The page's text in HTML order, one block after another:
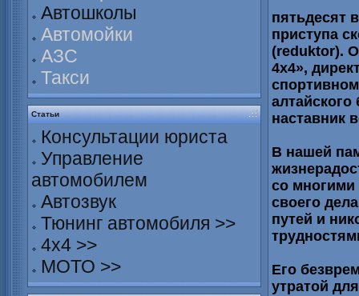
Автошколы
Автомойки
АЗС
Такси
Статьи
Консультации юриста
Управление
автомобилем
Автозвук
Тюнинг автомобиля >>
4х4 >>
МОТО >>
пятьдесят
приступа
(reduktor).
4х4»,
наставник
В нашей
со многими
своего
путей и
Его
утратой